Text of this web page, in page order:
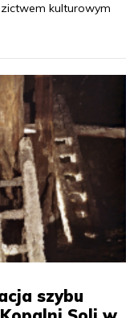
kulturowym
szybu